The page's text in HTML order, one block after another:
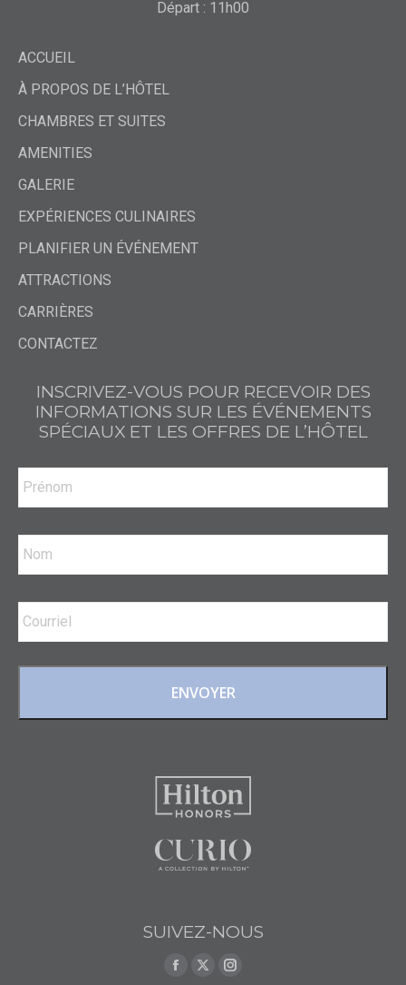
Départ : 11h00
ACCUEIL
À PROPOS DE L’HÔTEL
CHAMBRES ET SUITES
AMENITIES
GALERIE
EXPÉRIENCES CULINAIRES
PLANIFIER UN ÉVÉNEMENT
ATTRACTIONS
CARRIÈRES
CONTACTEZ
INSCRIVEZ-VOUS POUR RECEVOIR DES
INFORMATIONS SUR LES ÉVÉNEMENTS
SPÉCIAUX ET LES OFFRES DE L’HÔTEL
Prénom
Nom
Email *
SUIVEZ-NOUS
Facebook
X Instagram